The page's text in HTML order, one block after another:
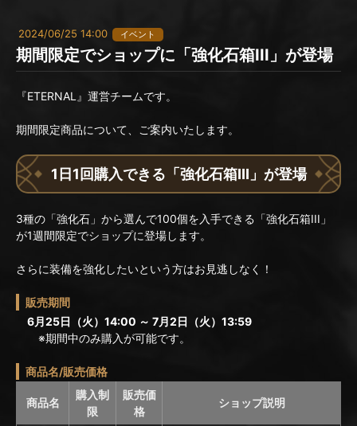
2024/06/25 14:00 イベント
期間限定でショップに「強化石箱III」が登場
『ETERNAL』運営チームです。
期間限定商品について、ご案内いたします。
1日1回購入できる「強化石箱III」が登場
3種の「強化石」から選んで100個を入手できる「強化石箱III」
が1週間限定でショップに登場します。
さらに装備を強化したいという方はお見逃しなく！
販売期間
6月25日（火）14:00 ～ 7月2日（火）13:59
※期間中のみ購入が可能です。
商品名/販売価格
商品名
購入制
限
販売価
格
ショップ説明